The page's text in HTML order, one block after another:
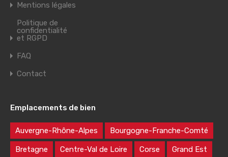
Mentions légales
Politique de
confidentialité
et RGPD
FAQ
Contact
Emplacements de bien
Auvergne-Rhône-Alpes Bourgogne-Franche-Comté
Bretagne Centre-Val de Loire Corse Grand Est